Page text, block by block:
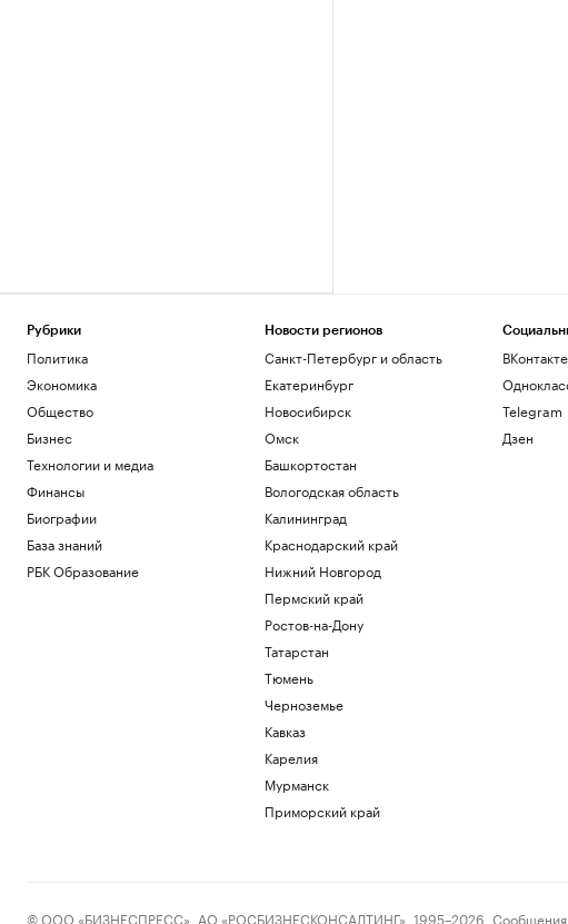
Рубрики
Политика
Экономика
Общество
Бизнес
Технологии и медиа
Финансы
Биографии
База знаний
РБК Образование
Новости регионов
Санкт-Петербург и область
Екатеринбург
Новосибирск
Омск
Башкортостан
Вологодская область
Калининград
Краснодарский край
Нижний Новгород
Пермский край
Ростов-на-Дону
Татарстан
Тюмень
Черноземье
Кавказ
Карелия
Мурманск
Приморский край
ВКонтакте
Telegram
Дзен
© ООО «БИЗНЕСПРЕСС», АО «РОСБИЗНЕСКОНСАЛТИНГ», 1995–2026. Сообщения и